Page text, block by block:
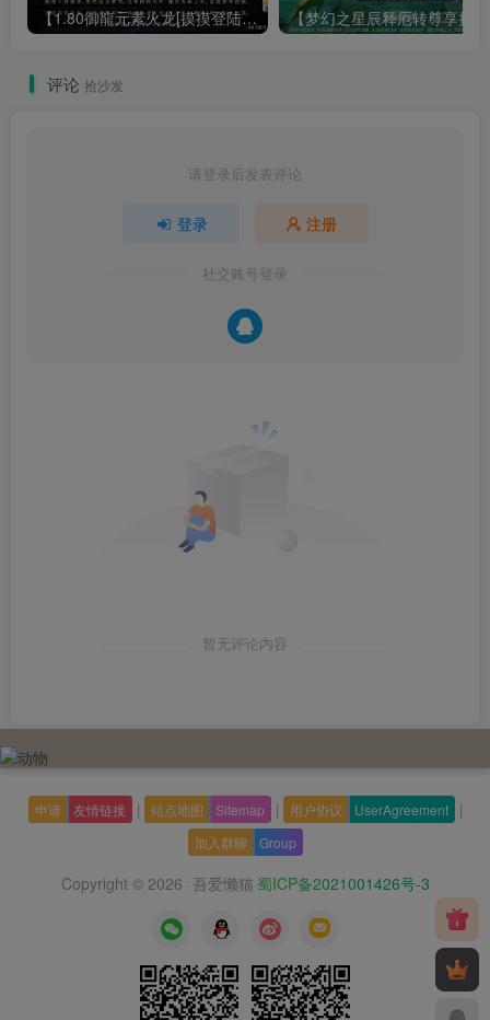
【1.80御龍元素火龙[摸摸登陆器]】战神引擎WIN服务端+GM工具+充值后台+双端+架设教程
评论 抢沙发
请登录后发表评论
登录 注册
社交账号登录
暂无评论内容
申请 友情链接 | 站点地图 Sitemap | 用户协议 UserAgreement |
加入群聊 Group
Copyright © 2026 · 吾爱懒猫 蜀ICP备2021001426号-3